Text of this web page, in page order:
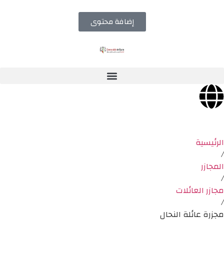
إضافة محتوى
الرئيسية
/
المجازر
/
مجازر العائلات
/
مجزرة عائلة النحال